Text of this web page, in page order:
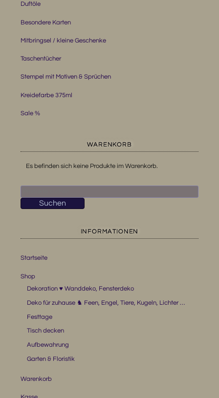
Duftöle
Besondere Karten
Mitbringsel / kleine Geschenke
Taschentücher
Stempel mit Motiven & Sprüchen
Kreidefarbe 375ml
Sale %
WARENKORB
Es befinden sich keine Produkte im Warenkorb.
nach:
Suchen
INFORMATIONEN
Startseite
Shop
Dekoration ♥ Wanddeko, Fensterdeko
Deko für zuhause ♞ Feen, Engel, Tiere, Kugeln, Lichter …
Festtage
Tisch decken
Aufbewahrung
Garten & Floristik
Warenkorb